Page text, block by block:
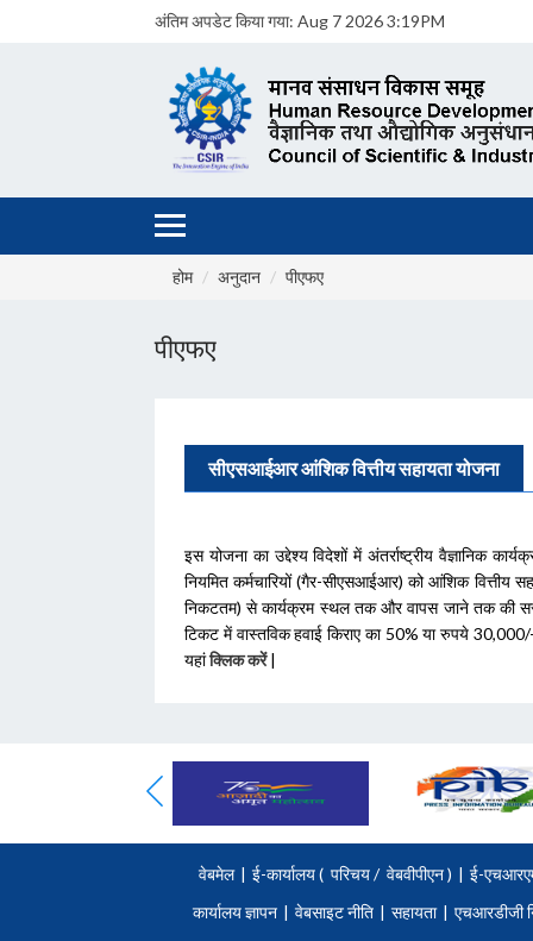
अंतिम अपडेट किया गया: Aug 7 2026 3:19PM
होम अनुदान पीएफए
पीएफए
सीएसआईआर आंशिक वित्तीय सहायता योजना
इस योजना का उद्देश्य विदेशों में अंतर्राष्ट्रीय वैज्ञानिक
नियमित कर्मचारियों (गैर-सीएसआईआर) को आंशिक वित्तीय
निकटतम) से कार्यक्रम स्थल तक और वापस जाने तक की
टिकट में वास्तविक हवाई किराए का 50% यारुपये 30,000/-
यहांक्लिक करें|
वेबमेल | ई-कार्यालय ( परिचय/ वेबवीपीएन ) | ई-
कार्यालय ज्ञापन | वेबसाइट नीति | सहायता | एचआरडीजी